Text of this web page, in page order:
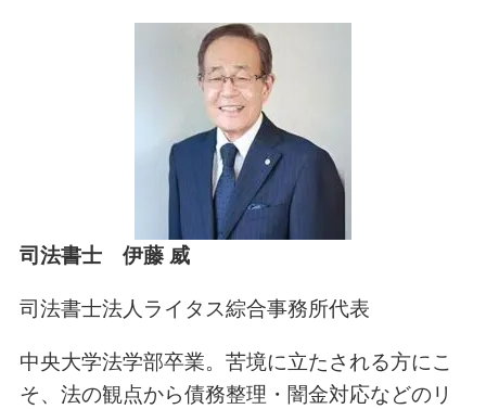
司法書士 伊藤 威
司法書士法人ライタス綜合事務所代表
中央大学法学部卒業。苦境に立たされる方にこ
そ、法の観点から債務整理・闇金対応などのリ